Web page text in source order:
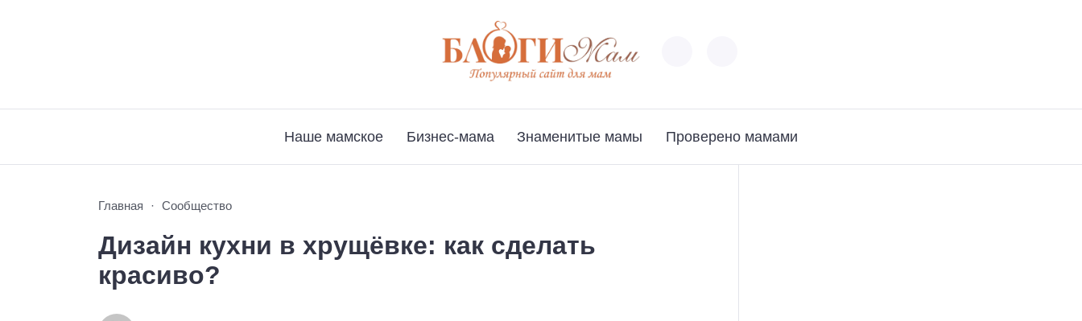
Наше мамское Бизнес-мама Знаменитые мамы Проверено мамами
Главная Сообщество
Дизайн кухни в хрущёвке: как сделать
красиво?